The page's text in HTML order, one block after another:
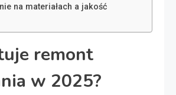
na materiałach a jakość
remont
w 2025?